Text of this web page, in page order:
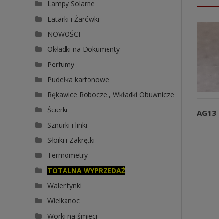
AG13
Lampy Solarne
Latarki i Żarówki
NOWOŚCI
Okładki na Dokumenty
Perfumy
Pudełka kartonowe
Rękawice Robocze , Wkładki Obuwnicze
Ścierki
Sznurki i linki
Słoiki i Zakrętki
Termometry
TOTALNA WYPRZEDAŻ
Walentynki
Wielkanoc
Worki na śmieci